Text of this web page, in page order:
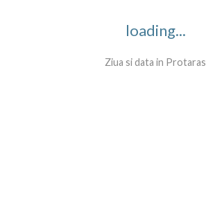
loading...
Ziua si data in Protaras